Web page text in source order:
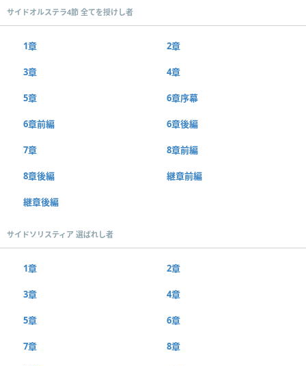
サイドオルステラ4節 全てを授けし者
1章 2章
3章 4章
5章 6章序幕
6章前編 6章後編
7章 8章前編
8章後編 継章前編
継章後編
サイドソリスティア 選ばれし者
1章 2章
3章 4章
5章 6章
7章 8章